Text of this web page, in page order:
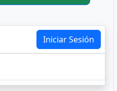
Iniciar Sesión